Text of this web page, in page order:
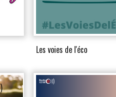
Les voies de l'éco